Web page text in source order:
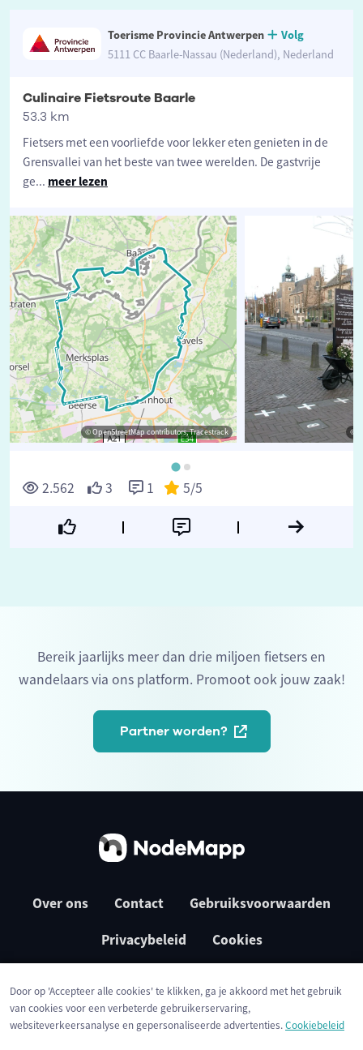
Toerisme Provincie Antwerpen
Volg
5111 CC Baarle-Nassau (Nederland), Nederland
Culinaire Fietsroute Baarle
53.3 km
Fietsers met een voorliefde voor lekker eten genieten in de
Grensvallei van het beste van twee werelden. De gastvrije
ge... meer lezen
© OpenStreetMap contributors, Tracestrack © ©
2.562 3 1 5/5
Bereik jaarlijks meer dan drie miljoen fietsers en
wandelaars via ons platform. Promoot ook jouw zaak!
Partner worden?
Over ons Contact Gebruiksvoorwaarden
Privacybeleid Cookies
Door op 'Accepteer alle cookies' te klikken, ga je akkoord met het gebruik
van cookies voor een verbeterde gebruikerservaring,
websiteverkeersanalyse en gepersonaliseerde advertenties.Cookiebeleid